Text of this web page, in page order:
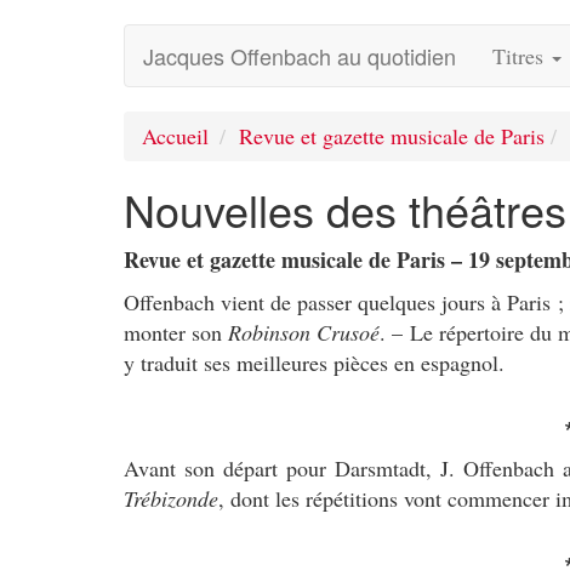
Jacques Offenbach au quotidien Titres
Accueil Revue et gazette musicale de Paris
Nouvelles des
Revue et gazette musicale de Paris – 19
Offenbach vient de passer quelques jours à Paris
monter sonRobinson Crusoé. – Le répertoire du
y traduit ses meilleures pièces en espagnol.
Avant son départ pour Darsmtadt, J.
Trébizonde, dont les répétitions vont commencer